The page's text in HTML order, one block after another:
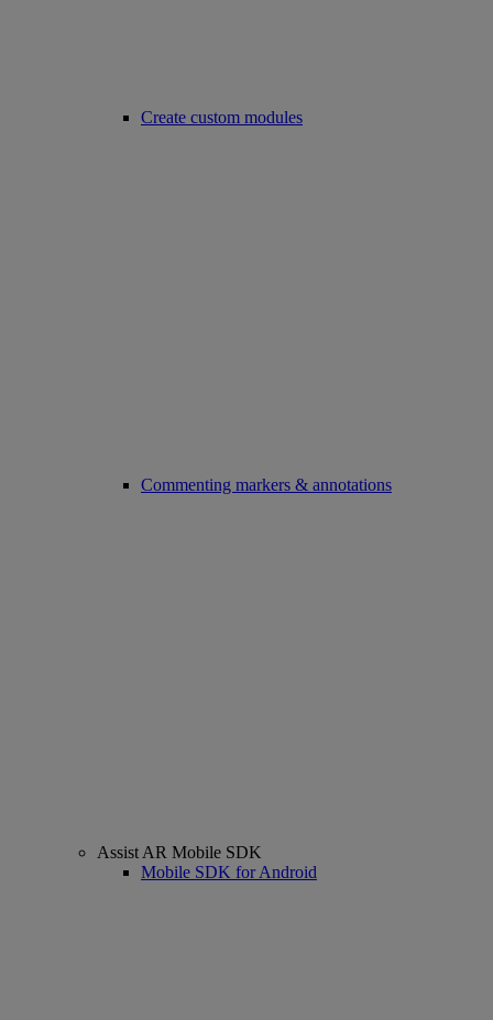
Create custom modules
Commenting markers & annotations
Assist AR Mobile SDK
Mobile SDK for Android